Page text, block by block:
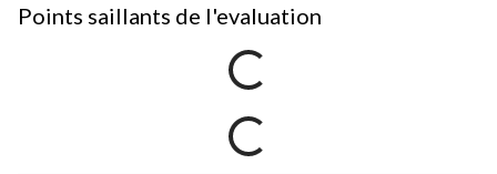
Points saillants de l'evaluation